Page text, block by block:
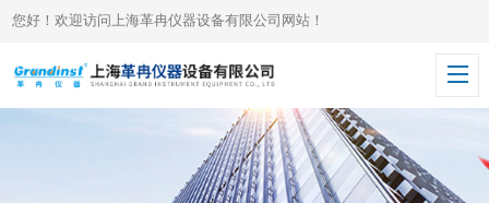
您好！欢迎访问上海革冉仪器设备有限公司网站！